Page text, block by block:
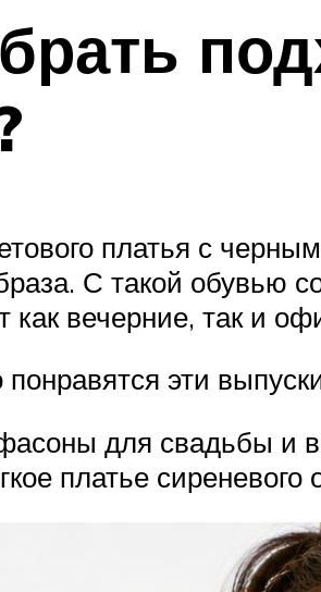
платья с
С такой обувью
вечерние, так и
эти
для свадьбы и
платье сиреневого